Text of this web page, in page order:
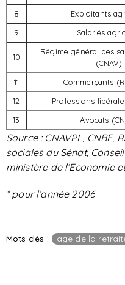
8
Exploitants
9
Salariés
10
Régime général des
(CNAV)
11 Commerçants
12
Professions
13
Avocats
Source : CNAVPL, CNBF,
sociales du Sénat,
ministère de l’Economie
* pour l’année 2006
Mots clés : age de la